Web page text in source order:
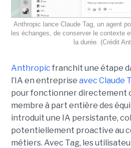
Anthropic lance Claude Tag, un agent
les échanges, de conserver le contexte
la durée. (Crédit
Anthropic franchit une étape
l’IA en entreprise avec Claude
pour fonctionner directement
membre à part entière des
introduit une IA persistante,
potentiellement proactive au
métiers. Avec Tag, les